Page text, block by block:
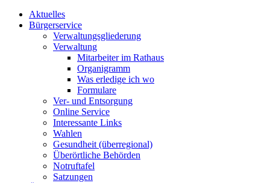
Aktuelles
Bürgerservice
Verwaltungsgliederung
Verwaltung
Mitarbeiter im Rathaus
Organigramm
Was erledige ich wo
Formulare
Ver- und Entsorgung
Online Service
Interessante Links
Wahlen
Gesundheit (überregional)
Überörtliche Behörden
Notruftafel
Satzungen